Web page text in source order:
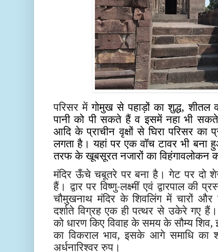
परिसर मेंगोमुख से पहाड़ों का शुद्ध,
पानी को पी सकते हैं व इसमें नहा भी
आदि के प्राचीन वृक्षों से घिरा परिसर का
लगता है। यहां पर एक वॉच टावर भी बना
तरफ के खूबसूरत नजारों का
मंदिर ऊँचे चबूतरे पर बना है। गेट पर दो
हैं। द्वार पर विष्णु-लक्ष्मीं एवं द्वारपाल की
चौमुखनाथ मंदिर के शिवलिंग में चारों और
दर्शाते विग्रह एक ही पत्थर से उकेरे गए
को धारण किए विवाह के समय के सौम्य
का विकराल भाव, इसके आगे समाधि
अर्धनारिश्वर रुप।